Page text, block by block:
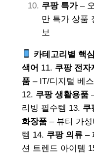
쿠팡 특가–
만 특가 상품
보
카테고리별 핵
색어 11. 쿠팡 전자
품 – IT/디지털 베
12. 쿠팡 생활용품
리빙 필수템 13. 쿠
화장품 – 뷰티 가성
템 14. 쿠팡 의류 –
션 트렌드 아이템